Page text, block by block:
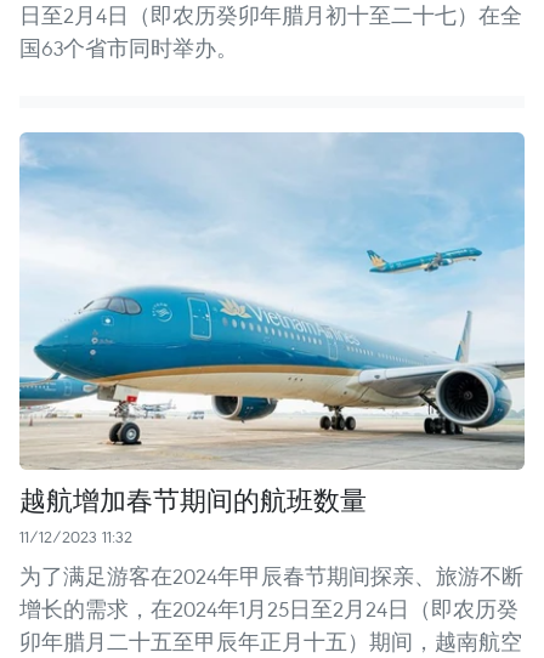
日至2月4日（即农历癸卯年腊月初十至二十七）在全
国63个省市同时举办。
越航增加春节期间的航班数量
11/12/2023 11:32
为了满足游客在2024年甲辰春节期间探亲、旅游不断
增长的需求，在2024年1月25日至2月24日（即农历癸
卯年腊月二十五至甲辰年正月十五）期间，越南航空